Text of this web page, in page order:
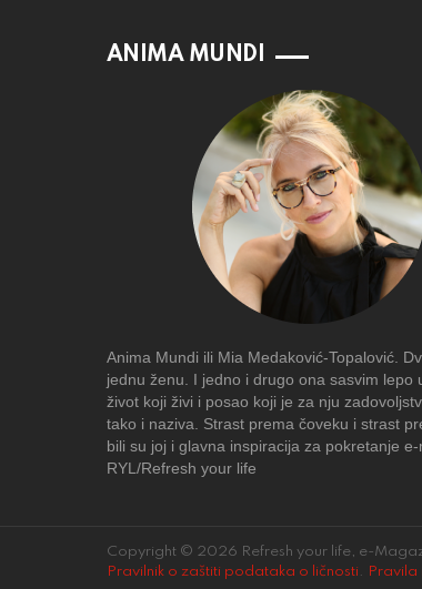
ANIMA MUNDI
Anima Mundi ili Mia Medaković-Topalović.
jednu ženu. I jedno i drugo ona sasvim lepo
život koji živi i posao koji je za nju
tako i naziva. Strast prema čoveku i strast
bili su joj i glavna inspiracija za pokretanje
RYL/Refresh your life
Copyright © 2026 Refresh your life, e-
Pravilnik o zaštiti podataka o ličnosti . Pravila